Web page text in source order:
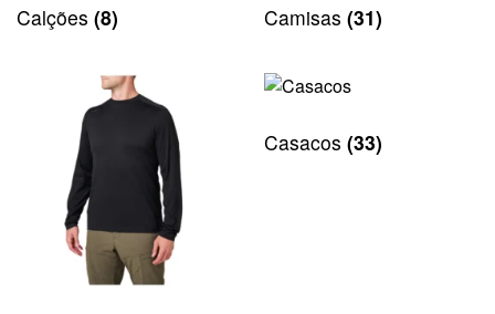
Calções (8) Camisas (31)
Casacos (33)